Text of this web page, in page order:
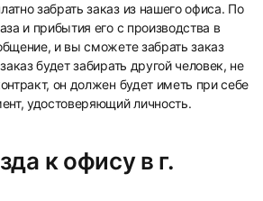
забрать заказ из нашего офиса. По
и прибытия его с производства в
и вы сможете забрать заказ
будет забирать другой человек, не
он должен будет иметь при себе
удостоверяющий личность.
к офису в г.